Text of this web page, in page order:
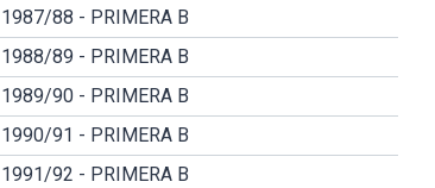
1987/88 - PRIMERA B
1988/89 - PRIMERA B
1989/90 - PRIMERA B
1990/91 - PRIMERA B
1991/92 - PRIMERA B